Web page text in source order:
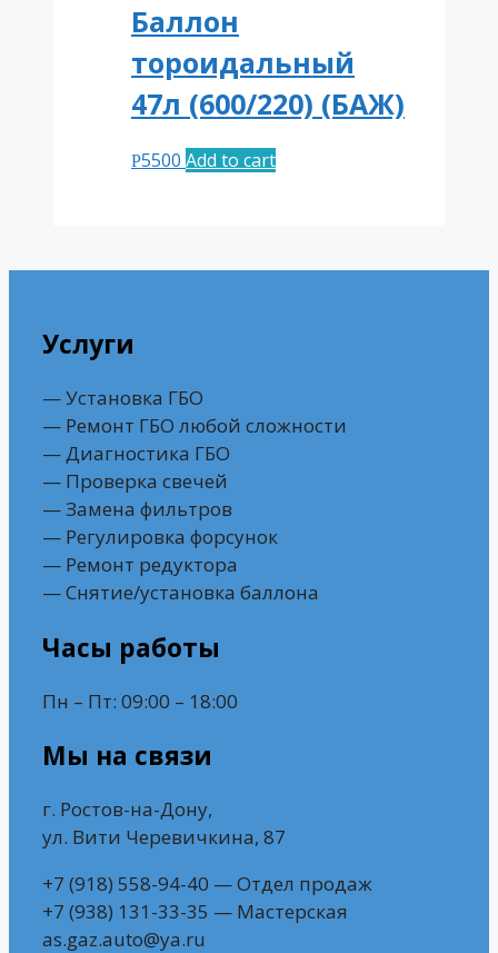
Баллон
тороидальный
47л (600/220) (БАЖ)
Р5500 Add to cart
Услуги
— Установка ГБО
— Ремонт ГБО любой сложности
— Диагностика ГБО
— Проверка свечей
— Замена фильтров
— Регулировка форсунок
— Ремонт редуктора
— Снятие/установка баллона
Часы работы
Пн – Пт: 09:00 – 18:00
Мы на связи
г. Ростов-на-Дону,
ул. Вити Черевичкина, 87
+7 (918) 558-94-40 — Отдел продаж
+7 (938) 131-33-35 — Мастерская
as.gaz.auto@ya.ru